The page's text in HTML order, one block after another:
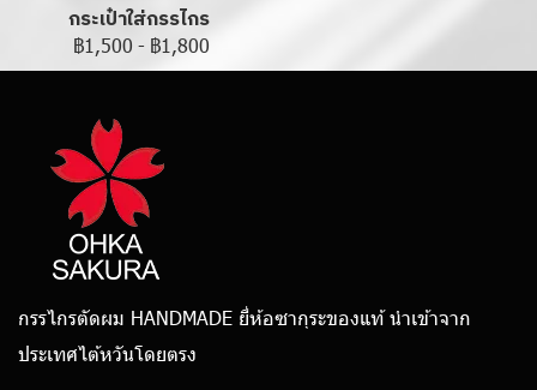
กระเป๋าใส่กรรไกร
฿1,500 - ฿1,800
กรรไกรตัดผม HANDMADE ยี่ห้อซากุระของแท้ นำเข้าจาก
ประเทศไต้หวันโดยตรง